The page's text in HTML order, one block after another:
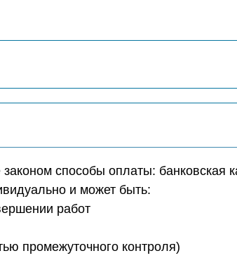
способы оплаты: банковская
и может быть:
работ
промежуточного контроля)